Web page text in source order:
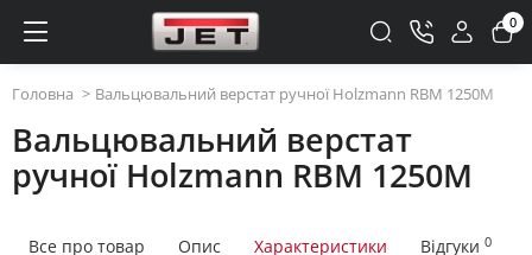
0
Головна Вальцювальний верстат ручної Holzmann RBM 1250M
Вальцювальний верстат
ручної Holzmann RBM 1250M
Все про товар Опис Характеристики Відгуки 0